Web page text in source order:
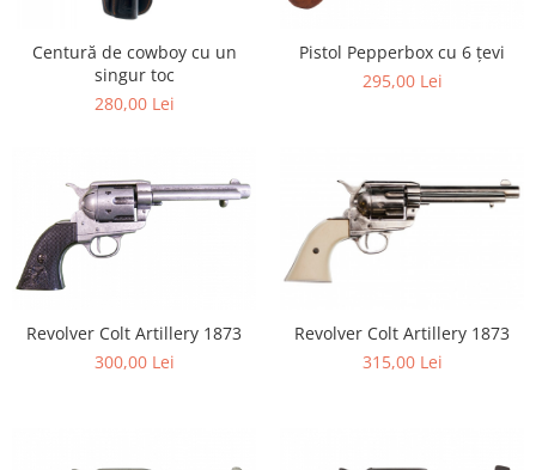
Centură de cowboy cu un
singur toc
280,00 Lei
Pistol Pepperbox cu 6 țevi
295,00 Lei
Revolver Colt Artillery 1873
300,00 Lei
Revolver Colt Artillery 1873
315,00 Lei